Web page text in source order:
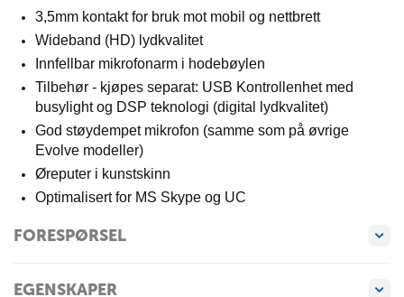
3,5mm kontakt for bruk mot mobil og nettbrett
Wideband (HD) lydkvalitet
Innfellbar mikrofonarm i hodebøylen
Tilbehør - kjøpes separat: USB Kontrollenhet med
busylight og DSP teknologi (digital lydkvalitet)
God støydempet mikrofon (samme som på øvrige
Evolve modeller)
Øreputer i kunstskinn
Optimalisert for MS Skype og UC
FORESPØRSEL
EGENSKAPER